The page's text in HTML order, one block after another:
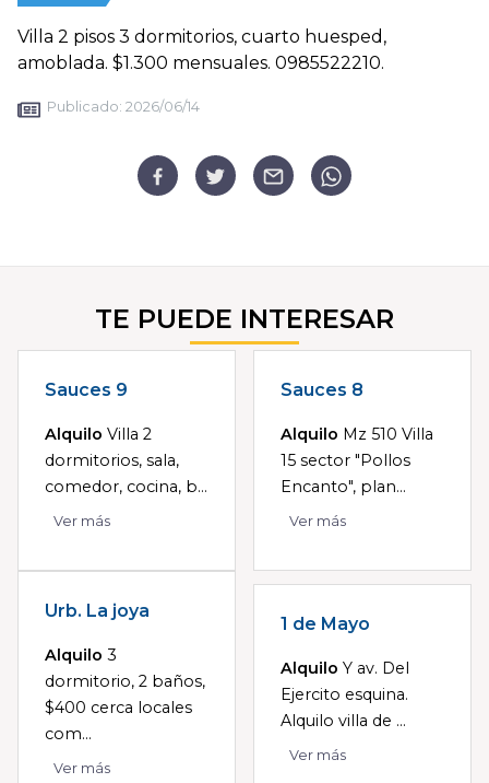
Villa 2 pisos 3 dormitorios, cuarto huesped,
amoblada. $1.300 mensuales. 0985522210.
Publicado: 2026/06/14
TE PUEDE INTERESAR
Sauces 9
Alquilo Villa 2
dormitorios, sala,
comedor, cocina, b...
Ver más
Sauces 8
Alquilo Mz 510 Villa
15 sector "Pollos
Encanto", plan...
Ver más
Urb. La joya
Alquilo 3
dormitorio, 2 baños,
$400 cerca locales
com...
Ver más
1 de Mayo
Alquilo Y av. Del
Ejercito esquina.
Alquilo villa de ...
Ver más